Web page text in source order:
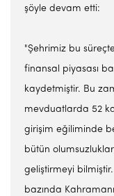
şöyle devam etti:
"Şehrimiz bu
finansal piyasası
kaydetmiştir. Bu
mevduatlarda 52
girişim eğiliminde
bütün
geliştirmeyi
bazında